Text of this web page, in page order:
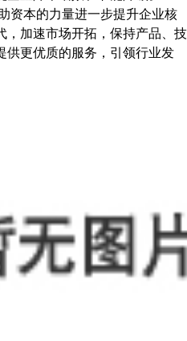
本的力量进一步提升企业核
，加速市场开拓，保持产品、技
供更优质的服务，引领行业发